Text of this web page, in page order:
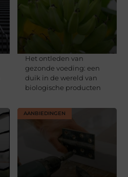
Het ontleden van
gezonde voeding: een
duik in de wereld van
biologische producten
AANBIEDINGEN